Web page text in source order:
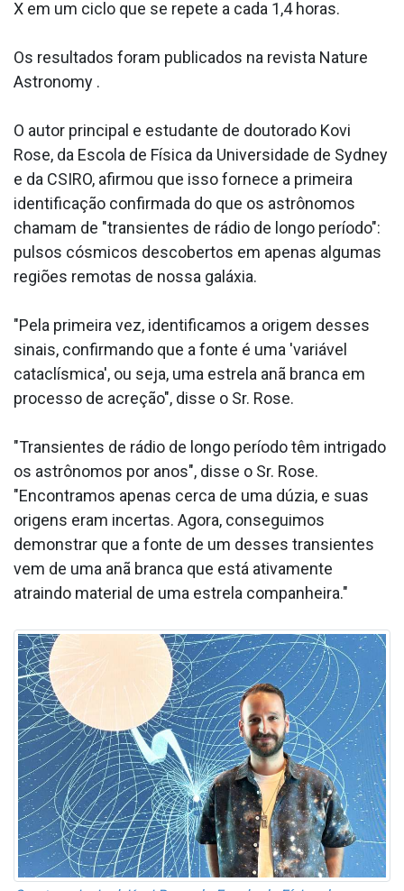
X em um ciclo que se repete a cada 1,4 horas.
Os resultados foram publicados na revista Nature
Astronomy .
O autor principal e estudante de doutorado Kovi
Rose, da Escola de Física da Universidade de Sydney
e da CSIRO, afirmou que isso fornece a primeira
identificação confirmada do que os astrônomos
chamam de "transientes de rádio de longo período":
pulsos cósmicos descobertos em apenas algumas
regiões remotas de nossa galáxia.
"Pela primeira vez, identificamos a origem desses
sinais, confirmando que a fonte é uma 'variável
cataclísmica', ou seja, uma estrela anã branca em
processo de acreção", disse o Sr. Rose.
"Transientes de rádio de longo período têm intrigado
os astrônomos por anos", disse o Sr. Rose.
"Encontramos apenas cerca de uma dúzia, e suas
origens eram incertas. Agora, conseguimos
demonstrar que a fonte de um desses transientes
vem de uma anã branca que está ativamente
atraindo material de uma estrela companheira."